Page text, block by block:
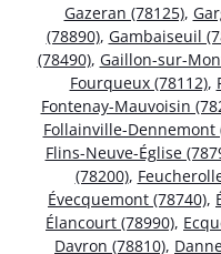
Gazeran (78125),
(78890), Gambaiseuil
(78490), Gaillon-sur-
Fourqueux (78112),
Fontenay-Mauvoisin
Follainville-Dennemont
Flins-Neuve-Église
(78200),
Évecquemont (78740),
Élancourt (78990),
Davron (78810),